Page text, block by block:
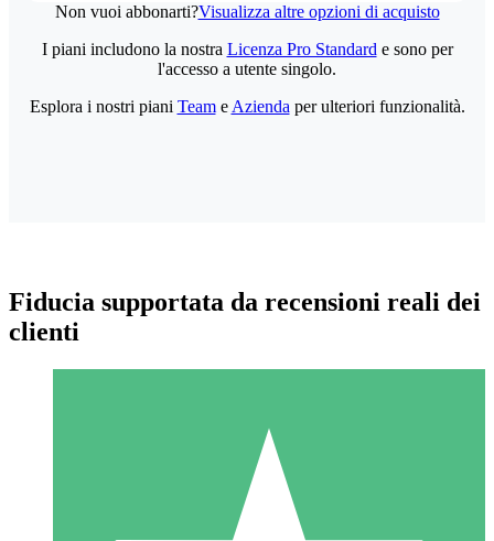
Non vuoi abbonarti?Visualizza altre opzioni di acquisto
Pacchetti di Crediti Individuali
I piani includono la nostra Licenza Pro Standard e sono per
l'accesso a utente singolo.
Esplora i nostri piani Teame Azienda per ulteriori funzionalità.
Fiducia supportata da recensioni reali dei
clienti